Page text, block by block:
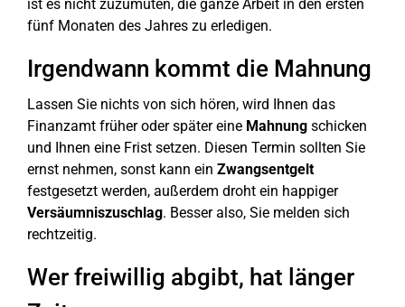
ist es nicht zuzumuten, die ganze Arbeit in den ersten
fünf Monaten des Jahres zu erledigen.
Irgendwann kommt die Mahnung
Lassen Sie nichts von sich hören, wird Ihnen das
Finanzamt früher oder später eine Mahnung schicken
und Ihnen eine Frist setzen. Diesen Termin sollten Sie
ernst nehmen, sonst kann ein Zwangsentgelt
festgesetzt werden, außerdem droht ein happiger
Versäumniszuschlag. Besser also, Sie melden sich
rechtzeitig.
Wer freiwillig abgibt, hat länger